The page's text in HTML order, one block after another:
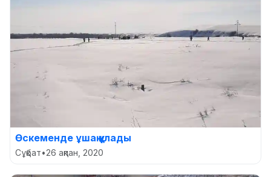
Өскеменде ұшақ құлады
Сұқбат•26 ақпан, 2020